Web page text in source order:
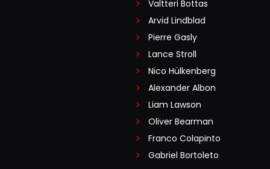
Valtteri Bottas
Arvid Lindblad
Pierre Gasly
Lance Stroll
Nico Hülkenberg
Alexander Albon
Liam Lawson
Oliver Bearman
Franco Colapinto
Gabriel Bortoleto